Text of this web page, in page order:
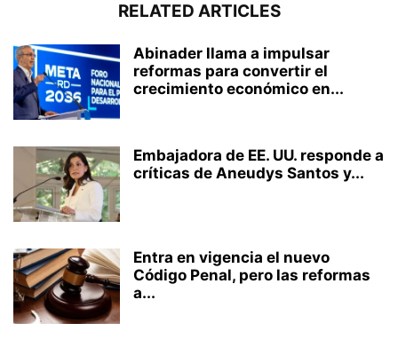
RELATED ARTICLES
Abinader llama a impulsar
reformas para convertir el
crecimiento económico en...
Embajadora de EE. UU. responde a
críticas de Aneudys Santos y...
Entra en vigencia el nuevo
Código Penal, pero las reformas
a...